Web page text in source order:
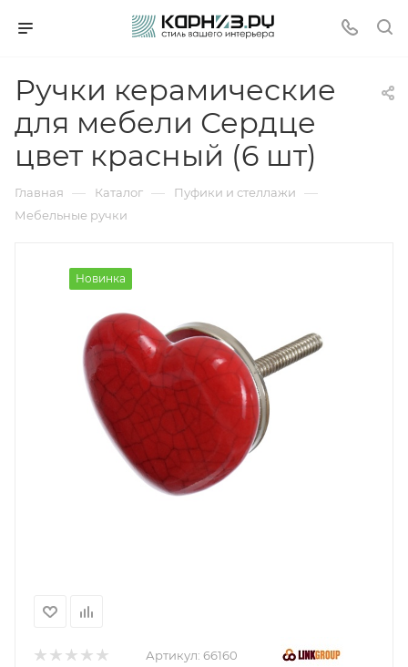
Ручки керамические
для мебели Сердце
цвет красный (6 шт)
Главная — Каталог — Пуфики и стеллажи —
Мебельные ручки
Новинка
Артикул: 66160